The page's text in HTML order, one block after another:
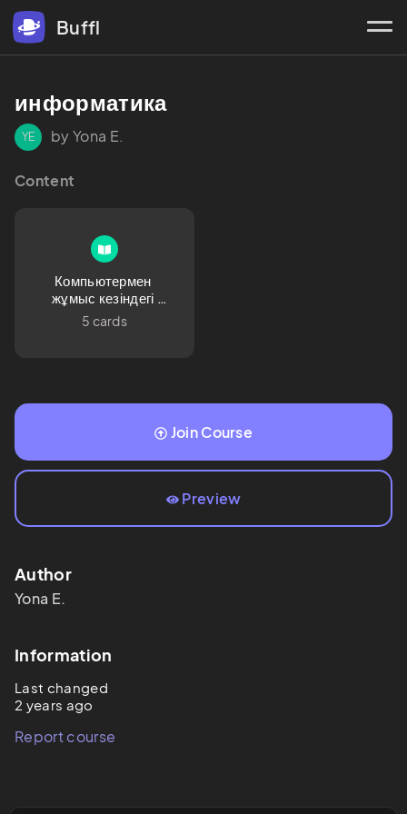
Buffl
информатика
YE by Yona E.
Content
Компьютермен
жұмыс кезіндегі
5 cards
Join Course
Preview
Author
Yona E.
Information
Last changed
2 years ago
Report course